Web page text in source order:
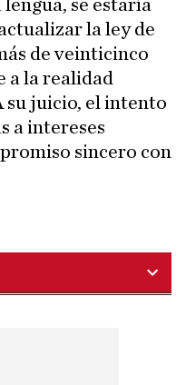
se estaría
la ley de
de veinticinco
a la realidad
su juicio, el intento
a intereses
sincero con